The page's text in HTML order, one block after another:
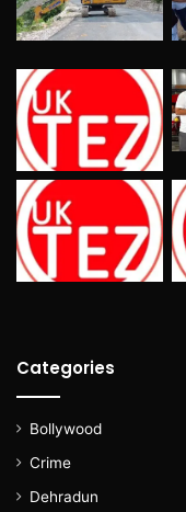
Categories
Bollywood
Crime
Dehradun